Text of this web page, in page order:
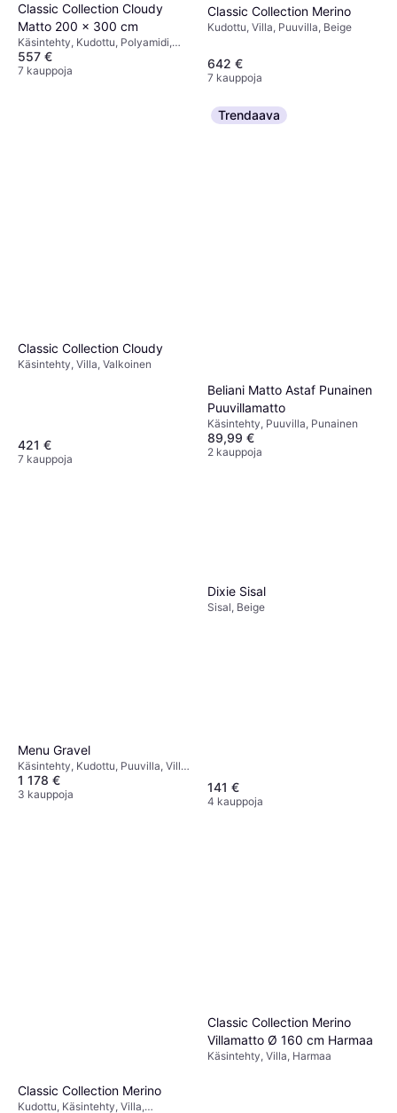
Classic Collection Cloudy
Matto 200 x 300 cm
Käsintehty, Kudottu, Polyamidi,
Villa, Luonnonväri, Beige
557 €
7 kauppoja
Classic Collection Merino
Kudottu, Villa, Puuvilla, Beige
642 €
7 kauppoja
Classic Collection Cloudy
Käsintehty, Villa, Valkoinen
421 €
7 kauppoja
Trendaava
Beliani Matto Astaf Punainen
Puuvillamatto
Käsintehty, Puuvilla, Punainen
89,99 €
2 kauppoja
Menu Gravel
Käsintehty, Kudottu, Puuvilla, Villa,
Wilton, Beige, Ruskea,
Luonnonväri, Valkoinen
1 178 €
3 kauppoja
Dixie Sisal
Sisal, Beige
141 €
4 kauppoja
Classic Collection Merino
Kudottu, Käsintehty, Villa,
Classic Collection Merino
Villamatto Ø 160 cm Harmaa
Käsintehty, Villa, Harmaa